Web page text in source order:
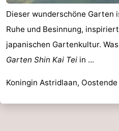
Dieser wunderschöne
Ruhe und Besinnung,
japanischen Gartenkultur.
Garten Shin Kai Tei in ...
Koningin Astridlaan, Oostende